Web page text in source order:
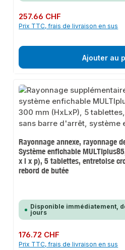
Prix régulier :
257.66 CHF
Prix TTC, frais de livraison en sus
Ajouter au
Rayonnage annexe, rayonnage
Système enfichable
x l x p), 5 tablettes, entretoise
rebord de butée
Disponible immédiatement,
jours
Prix régulier :
176.72 CHF
Prix TTC, frais de livraison en sus